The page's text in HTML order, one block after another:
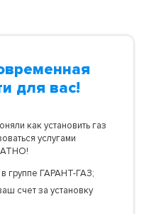
для вас!
как установить газ
услугами
группе ГАРАНТ-ГАЗ;
счет за установку